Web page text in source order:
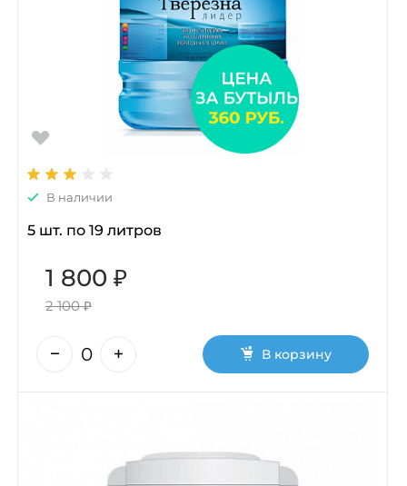
В наличии
5 шт. по 19 литров
1 800 ₽
2 100 ₽
В корзину